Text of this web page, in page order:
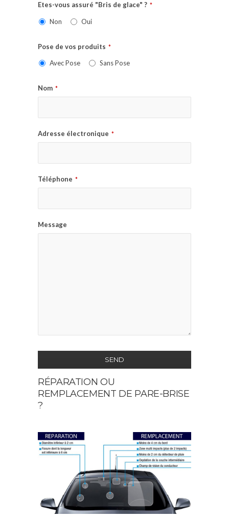
Etes-vous assuré "Bris de glace" ? *
Non Oui
Pose de vos produits *
Avec Pose Sans Pose
Nom *
Adresse électronique *
Téléphone *
Message
SEND
This
field
should
left
blank
RÉPARATION OU
REMPLACEMENT DE PARE-BRISE
?